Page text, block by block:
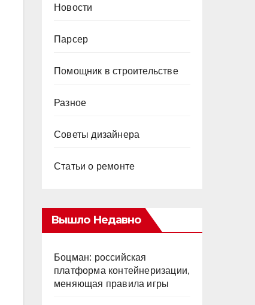
Новости
Парсер
Помощник в строительстве
Разное
Советы дизайнера
Статьи о ремонте
Вышло Недавно
Боцман: российская
платформа контейнеризации,
меняющая правила игры